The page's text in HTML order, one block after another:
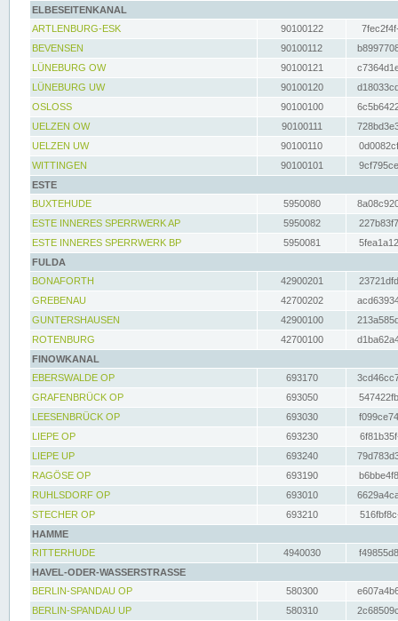
ELBESEITENKANAL
ARTLENBURG-ESK
90100122
BEVENSEN
90100112
LÜNEBURG OW
90100121
LÜNEBURG UW
90100120
OSLOSS
90100100
UELZEN OW
90100111
UELZEN UW
90100110
WITTINGEN
90100101
ESTE
BUXTEHUDE
5950080
ESTE INNERES SPERRWERK AP
5950082
ESTE INNERES SPERRWERK BP
5950081
FULDA
BONAFORTH
42900201
GREBENAU
42700202
GUNTERSHAUSEN
42900100
ROTENBURG
42700100
FINOWKANAL
EBERSWALDE OP
693170
GRAFENBRÜCK OP
693050
LEESENBRÜCK OP
693030
LIEPE OP
693230
LIEPE UP
693240
RAGÖSE OP
693190
RUHLSDORF OP
693010
STECHER OP
693210
HAMME
RITTERHUDE
4940030
HAVEL-ODER-WASSERSTRASSE
BERLIN-SPANDAU OP
580300
BERLIN-SPANDAU UP
580310